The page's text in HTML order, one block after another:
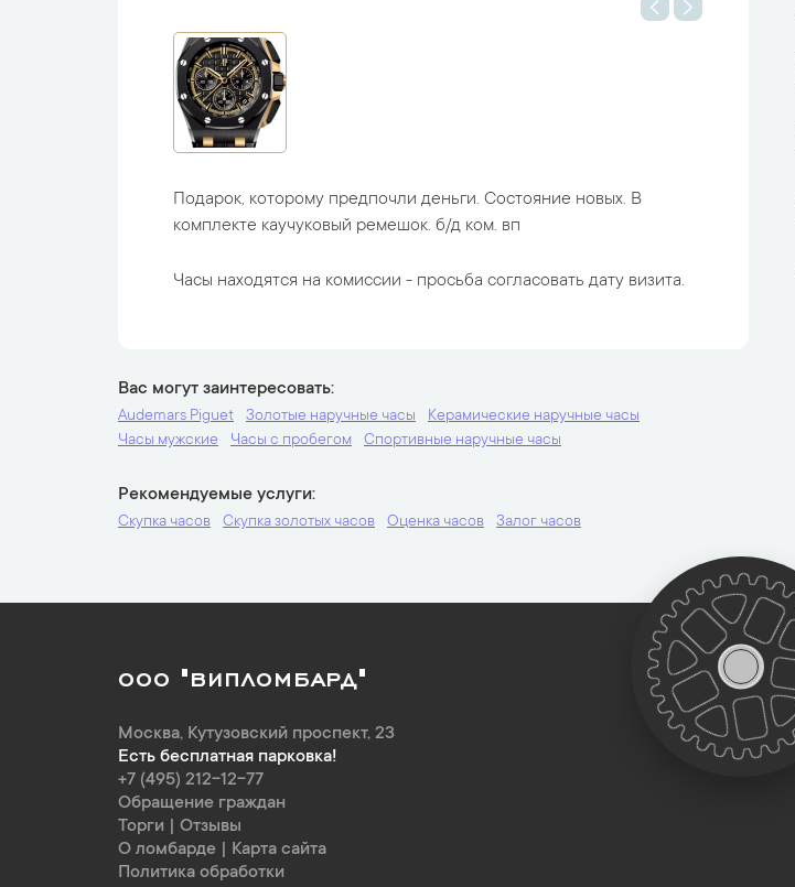
Подарок, которому предпочли деньги. Состояние новых. В
комплекте каучуковый ремешок. б/д ком. вп
Часы находятся на комиссии - просьба согласовать дату визита.
Вас могут заинтересовать
Audemars Piguet Золотые наручные часы
Керамические наручные часы
Часы мужские
Часы с пробегом Спортивные наручные часы
Рекомендуемые услуги
Скупка часов Скупка золотых часов Оценка часов Залог часов
ООО "ВИПЛОМБАРД"
Москва, Кутузовский проспект, 23
Есть бесплатная парковка!
+7 (495) 212-12-77
Обращение граждан
Торги
Отзывы
О ломбарде
Карта сайта
Политика обработки